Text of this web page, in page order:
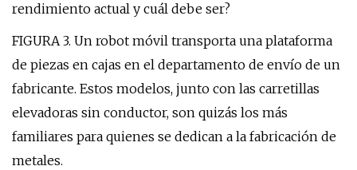
rendimiento actual y cuál debe ser?
FIGURA 3. Un robot móvil transporta una plataforma
de piezas en cajas en el departamento de envío de un
fabricante. Estos modelos, junto con las carretillas
elevadoras sin conductor, son quizás los más
familiares para quienes se dedican a la fabricación de
metales.